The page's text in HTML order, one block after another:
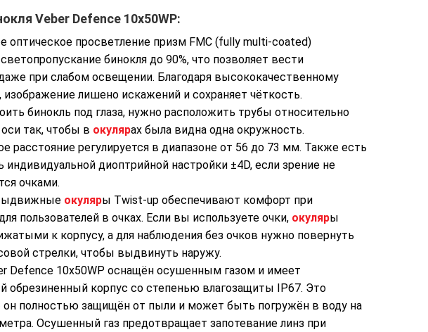
Defence
Veber Defence 10x50WP:
оптическое просветление призм FMC (fully multi-coated)
бинокля до 90%, что позволяет вести
при слабом освещении. Благодаря высококачественному
изображение лишено искажений и сохраняет чёткость.
бинокль под глаза, нужно расположить трубы относительно
так, чтобы в окулярах была видна одна окружность.
расстояние регулируется в диапазоне от 56 до 73 мм. Также есть
диоптрийной настройки ±4D, если зрение не
очками.
окуляры Twist-up обеспечивают комфорт при
пользователей в очках. Если вы используете очки, окуляры
к корпусу, а для наблюдения без очков нужно повернуть
стрелки, чтобы выдвинуть наружу.
Defence 10x50WP оснащён осушенным газом и имеет
обрезиненный корпус со степенью влагозащиты IP67. Это
он полностью защищён от пыли и может быть погружён в воду на
Осушенный газ предотвращает запотевание линз при